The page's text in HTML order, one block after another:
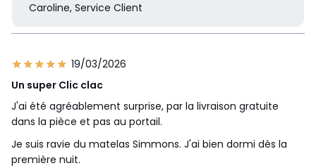
Caroline, Service Client
19/03/2026
Un super Clic clac
J'ai été agréablement surprise, par la livraison gratuite
dans la pièce et pas au portail.
Je suis ravie du matelas Simmons. J'ai bien dormi dès la
première nuit.